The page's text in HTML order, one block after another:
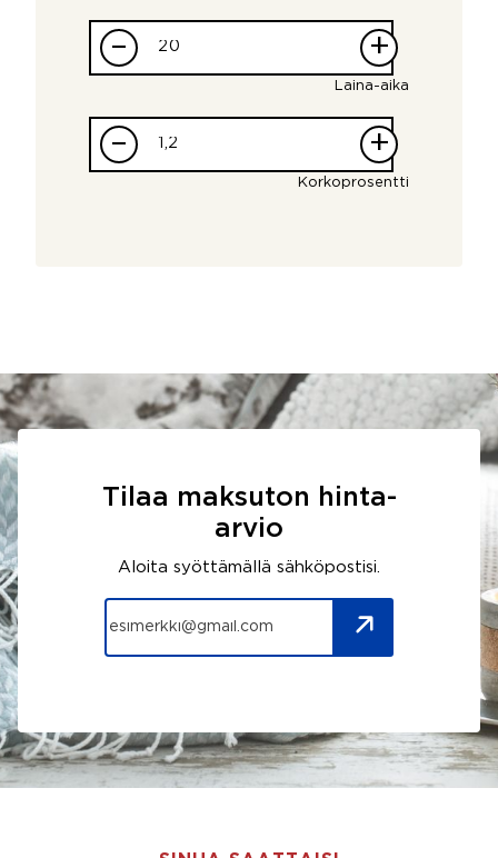
– +
Laina-aika
– +
Korkoprosentti
Tilaa maksuton hinta-
arvio
Aloita syöttämällä sähköpostisi.